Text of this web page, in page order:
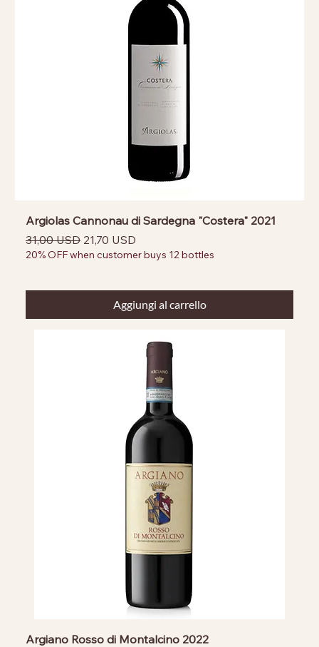
Argiolas Cannonau di Sardegna "Costera" 2021
Prezzo regolare
31,00 USD Prezzo scontato
21,70 USD
20% OFF when customer buys 12 bottles
Aggiungi al carrello
Argiano Rosso di Montalcino 2022